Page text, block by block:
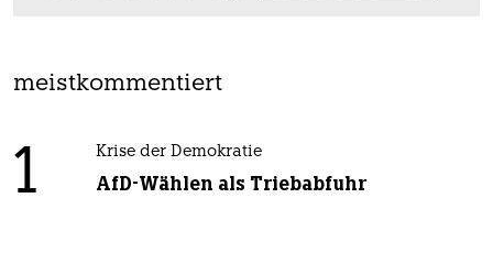
meistkommentiert
1 Krise der Demokratie
AfD-Wählen als Triebabfuhr